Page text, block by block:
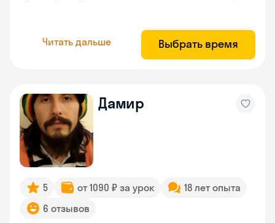
Читать дальше Выбрать время
Дамир
5 от 1090 ₽ за урок
18 лет опыта
6 отзывов